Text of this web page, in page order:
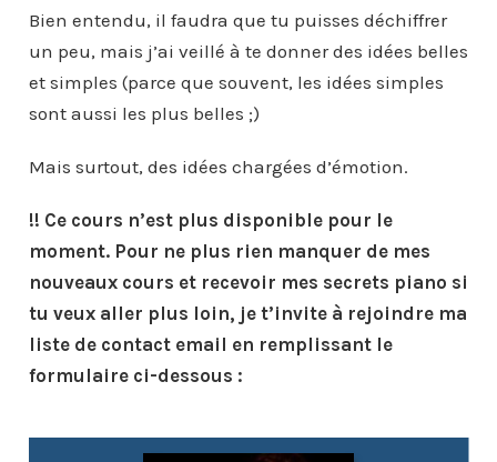
Bien entendu, il faudra que tu puisses déchiffrer
un peu, mais j’ai veillé à te donner des idées belles
et simples (parce que souvent, les idées simples
sont aussi les plus belles ;)
Mais surtout, des idées chargées d’émotion.
!! Ce cours n’est plus disponible pour le
moment. Pour ne plus rien manquer de mes
nouveaux cours et recevoir mes secrets piano si
tu veux aller plus loin, je t’invite à rejoindre ma
liste de contact email en remplissant le
formulaire ci-dessous :